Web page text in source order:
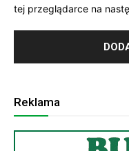
tej przeglądarce na
Reklama